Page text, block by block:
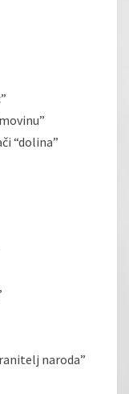
“dolina”
naroda”